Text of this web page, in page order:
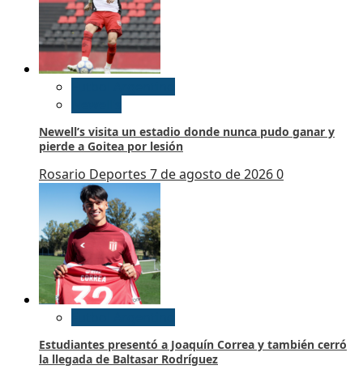
Newell’s visita un estadio donde nunca pudo ganar y
pierde a Goitea por lesión
Rosario Deportes 7 de agosto de 20260
Estudiantes presentó a Joaquín Correa y también cerró
la llegada de Baltasar Rodríguez